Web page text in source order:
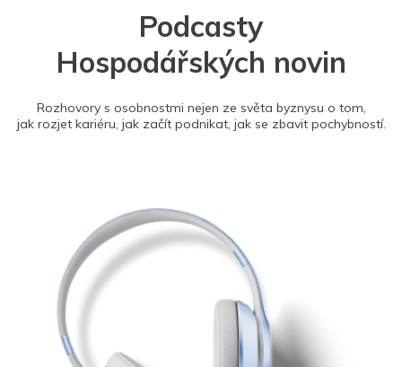
Podcasty
Hospodářských novin
Rozhovory s osobnostmi nejen ze světa byznysu o tom,
jak rozjet kariéru, jak začít podnikat, jak se zbavit pochybností.